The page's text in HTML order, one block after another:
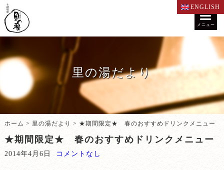
ENGLISH
メニュー
里の湯だより
ホーム > 里の湯だより > ★期間限定★ 春のおすすめドリンクメニュー
★期間限定★ 春のおすすめドリンクメニュー
2014年4月6日 コメントなし